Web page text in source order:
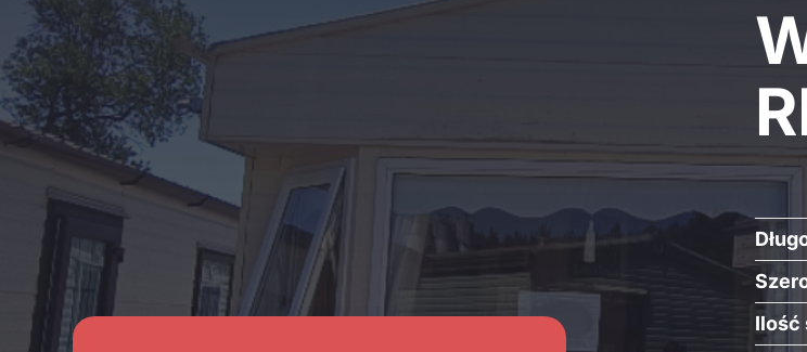
Ilość